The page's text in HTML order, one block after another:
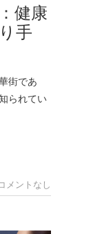
健康
手
街であ
られてい
メントなし